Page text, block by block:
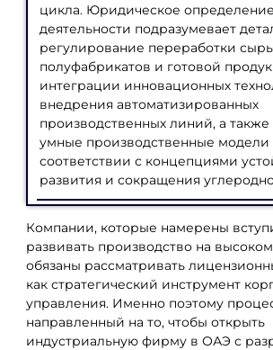
цикла. Юридическое
деятельности подразумевает
регулирование переработки
полуфабрикатов и готовой
интеграции инновационных
внедрения автоматизированных
производственных линий, а также
умные производственные модели
соответствии с концепциями
развития и сокращения
Компании, которые намерены
развивать производство на
обязаны рассматривать
как стратегический инструмент
управления. Именно поэтому
направленный на то, чтобы открыть
индустриальную фирму в ОАЭ с